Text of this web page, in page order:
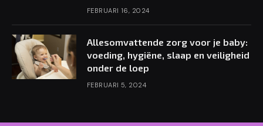
FEBRUARI 16, 2024
Allesomvattende zorg voor je baby:
voeding, hygiëne, slaap en veiligheid
onder de loep
FEBRUARI 5, 2024